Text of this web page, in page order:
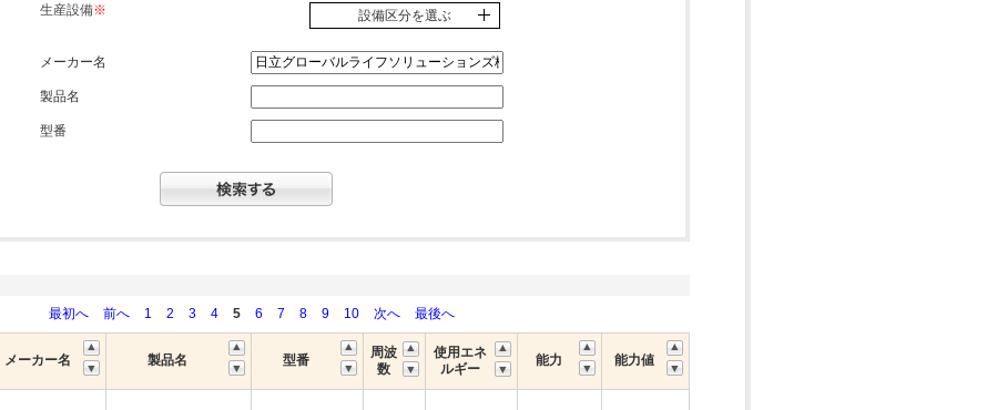
生産設備※ 設備区分を選ぶ
メーカー名
製品名
型番
最初へ
前へ 1 2 3 4 5 6 7 8 9 10 次へ 最後へ
メーカー名 製品名 型番
周波
数
使用エネ
ルギー
能力 能力値